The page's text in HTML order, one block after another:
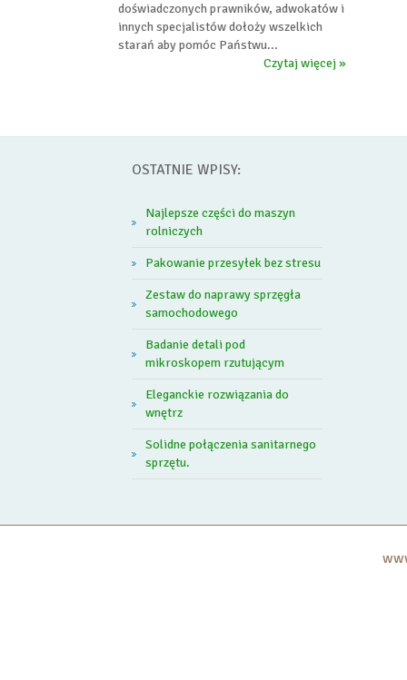
doświadczonych prawników, adwokatów i
innych specjalistów dołoży wszelkich
starań aby pomóc Państwu...
Czytaj więcej »
OSTATNIE WPISY:
Najlepsze części do maszyn
rolniczych
Pakowanie przesyłek bez stresu
Zestaw do naprawy sprzęgła
samochodowego
Badanie detali pod
mikroskopem rzutującym
Eleganckie rozwiązania do
wnętrz
Solidne połączenia sanitarnego
sprzętu.